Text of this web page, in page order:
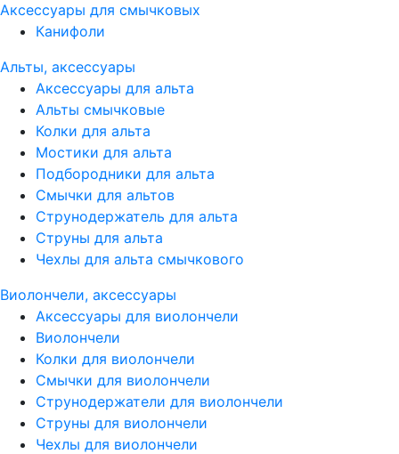
Аксессуары для смычковых
Канифоли
Альты, аксессуары
Аксессуары для альта
Альты смычковые
Колки для альта
Мостики для альта
Подбородники для альта
Смычки для альтов
Струнодержатель для альта
Струны для альта
Чехлы для альта смычкового
Виолончели, аксессуары
Аксессуары для виолончели
Виолончели
Колки для виолончели
Смычки для виолончели
Струнодержатели для виолончели
Струны для виолончели
Чехлы для виолончели